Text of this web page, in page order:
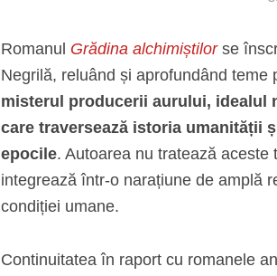
Romanul Grădina alchimiștilorse
Negrilă, reluând și aprofundând
misterul producerii aurului, idealul
care traversează istoria umanității
epocile. Autoarea nu tratează
integrează într-o narațiune de amplă
condiției umane.
Continuitatea în raport cu romanele